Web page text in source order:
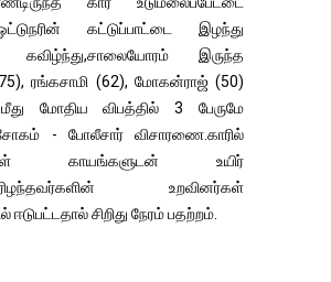
கட்டுப்பாட்டை இழந்து
கவிழ்ந்து,சாலையோரம் இருந்த
ரங்கசாமி (62), மோகன்ராஜ் (50)
மோதிய விபத்தில் 3 பேருமே
சோகம் - போலீசார் விசாரணை.காரில்
காயங்களுடன் உயிர்
உறவினர்கள்
ஈடுபட்டதால் சிறிது நேரம் பதற்றம்.